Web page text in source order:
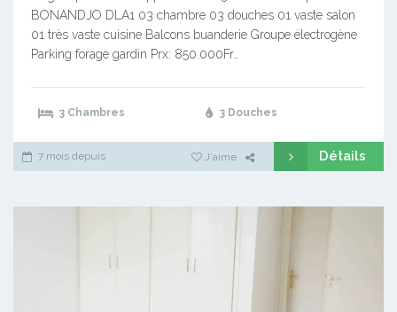
BONANDJO DLA1 03 chambre 03 douches 01 vaste salon
01 très vaste cuisine Balcons buanderie Groupe électrogène
Parking forage gardin Prx: 850.000Fr…
3 Chambres 3 Douches
7 mois depuis J'aime Détails